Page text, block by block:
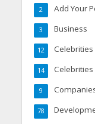
Add Your
2
Business
3
Celebrities
12
14
9
78